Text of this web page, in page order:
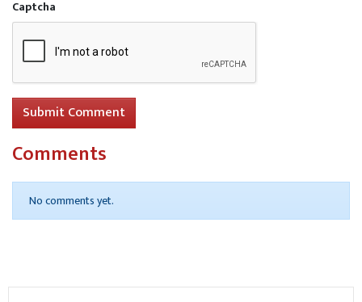
Captcha
Submit Comment
Comments
No comments yet.